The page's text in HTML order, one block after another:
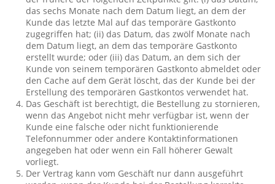
das sechs Monate nach dem Datum liegt, an dem der
Kunde das letzte Mal auf das temporäre Gastkonto
zugegriffen hat; (ii) das Datum, das zwölf Monate nach
dem Datum liegt, an dem das temporäre Gastkonto
erstellt wurde; oder (iii) das Datum, an dem sich der
Kunde von seinem temporären Gastkonto abmeldet oder
den Cache auf dem Gerät löscht, das der Kunde bei der
Erstellung des temporären Gastkontos verwendet hat.
Das Geschäft ist berechtigt, die Bestellung zu stornieren,
wenn das Angebot nicht mehr verfügbar ist, wenn der
Kunde eine falsche oder nicht funktionierende
Telefonnummer oder andere Kontaktinformationen
angegeben hat oder wenn ein Fall höherer Gewalt
vorliegt.
Der Vertrag kann vom Geschäft nur dann ausgeführt